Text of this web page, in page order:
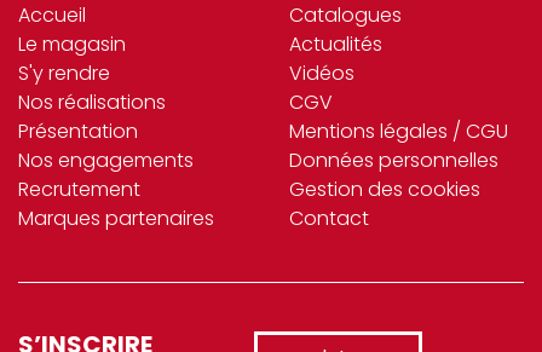
Accueil
Le magasin
S'y rendre
Nos réalisations
Présentation
Nos engagements
Recrutement
Marques partenaires
Catalogues
Actualités
Vidéos
CGV
Mentions légales / CGU
Données personnelles
Gestion des cookies
Contact